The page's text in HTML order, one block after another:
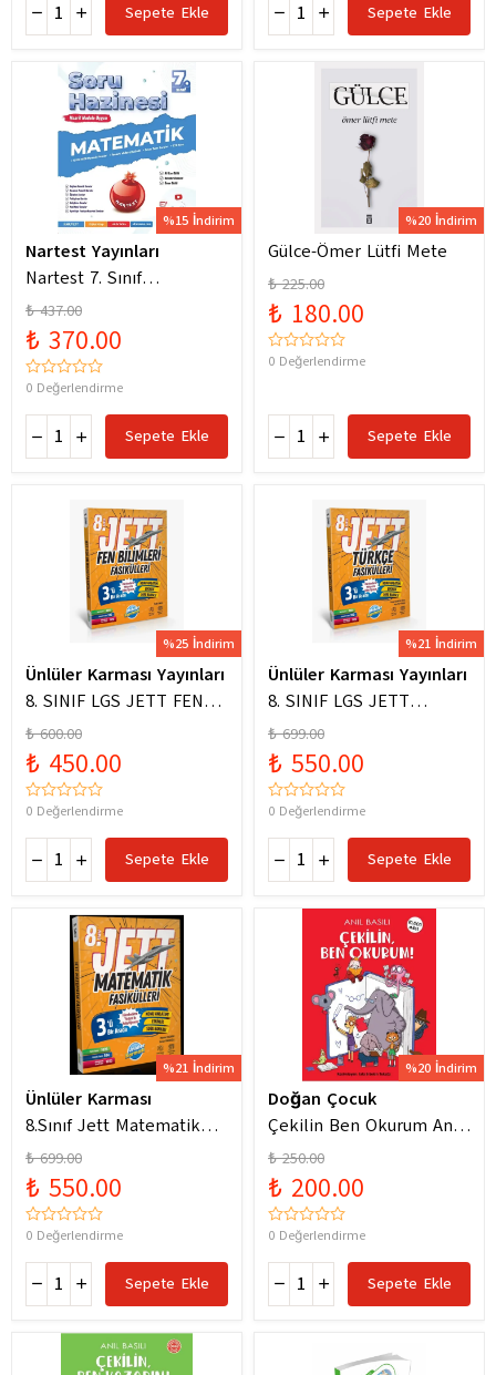
Sepete Ekle Sepete Ekle
%15 İndirim
Nartest Yayınları
Nartest 7. Sınıf
Matematik Soru Hazinesi
₺ 437.00
₺ 370.00
0 Değerlendirme
Sepete Ekle
%20 İndirim
Gülce-Ömer Lütfi Mete
₺ 225.00
₺ 180.00
0 Değerlendirme
Sepete Ekle
%25 İndirim
Ünlüler Karması Yayınları
8. SINIF LGS JETT FEN
BİLİMLERİ FASİKÜLLERİ
₺ 600.00
₺ 450.00
0 Değerlendirme
Sepete Ekle
%21 İndirim
Ünlüler Karması Yayınları
8. SINIF LGS JETT
TÜRKÇE FASİKÜLLERİ
₺ 699.00
₺ 550.00
0 Değerlendirme
Sepete Ekle
%21 İndirim
Ünlüler Karması
8.Sınıf Jett Matematik
Fasiküller Soru Bankası /
Kolektif / Ünlüler
Karması / 9786256529786
₺ 699.00
₺ 550.00
0 Değerlendirme
Sepete Ekle
%20 İndirim
Doğan Çocuk
Çekilin Ben Okurum Anıl
Basılı Eğlenceli
Hikayeler
₺ 250.00
₺ 200.00
0 Değerlendirme
Sepete Ekle